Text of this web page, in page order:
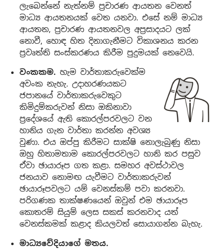
ලැබෙන්නේ නැත්නම් ප්‍රචාරණ ආයතන වෙනත්
මාධ්‍ය ආයතනයක් වෙත යනවා. එසේ නම් මාධ්‍ය
ආයතන, ප්‍රචාරණ ආයතනවල අප්‍රසාදයට ලක්
නොවී, හොඳ හිත දිනාගැනීමට විකාශනය කරන
ප්‍රවෘත්ති සංස්කරණය කිරීම පුදුමයක් නෙවෙයි.
වංකකම. හැම වාර්තාකරුවෙක්ම
අවංක නැහැ. උදාහරණයකට
ජපානයේ වාර්තාකරුවෙකුට
කිමිදුම්කරුවන් නිසා ඔකිනාවා
ප්‍රදේශයේ ඇති කොරල්පරවලට වන
හානිය ගැන වාර්තා කරන්න අවශ්‍ය
වුණා. එය ඔප්පු කිරීමට සාක්ෂි නොලැබුණු නිසා
ඔහු හිතාමතාම කොරල්පරවලට හානි කර පසුව
ඒවා ඡායාරූප ගත කළා. සමහර අවස්ථාවල
ජනයාව නොමඟ යැවීමට වාර්තාකරුවන්
ඡායාරූපවලට යම් වෙනස්කම් පවා කරනවා.
පරිගණක තාක්ෂණයෙන් ඔවුන් එම ඡායාරූප
කොතරම් සියුම් ලෙස සකස් කරනවාද යත්
වෙනස්කමක් කළාද කියලවත් සොයාගන්න බැහැ.
මාධ්‍යවේදියාගේ මතය.